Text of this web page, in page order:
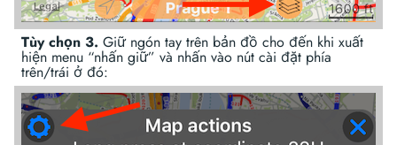
Tùy chọn 3. Giữ ngón tay trên bản đồ cho đến khi xuất
hiện menu “nhấn giữ” và nhấn vào nút cài đặt phía
trên/trái ở đó: